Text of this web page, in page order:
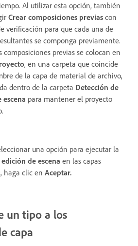
Al utilizar esta opción, también
Crear composiciones previas con
verificación para que cada una de
se componga previamente.
composiciones previas se colocan en
, en una carpeta que coincide
de la capa de material de archivo,
dentro de la carpeta Detección de
para mantener el proyecto
una opción para ejecutar la
de escena en las capas
haga clic en Aceptar.
un tipo a los
capa